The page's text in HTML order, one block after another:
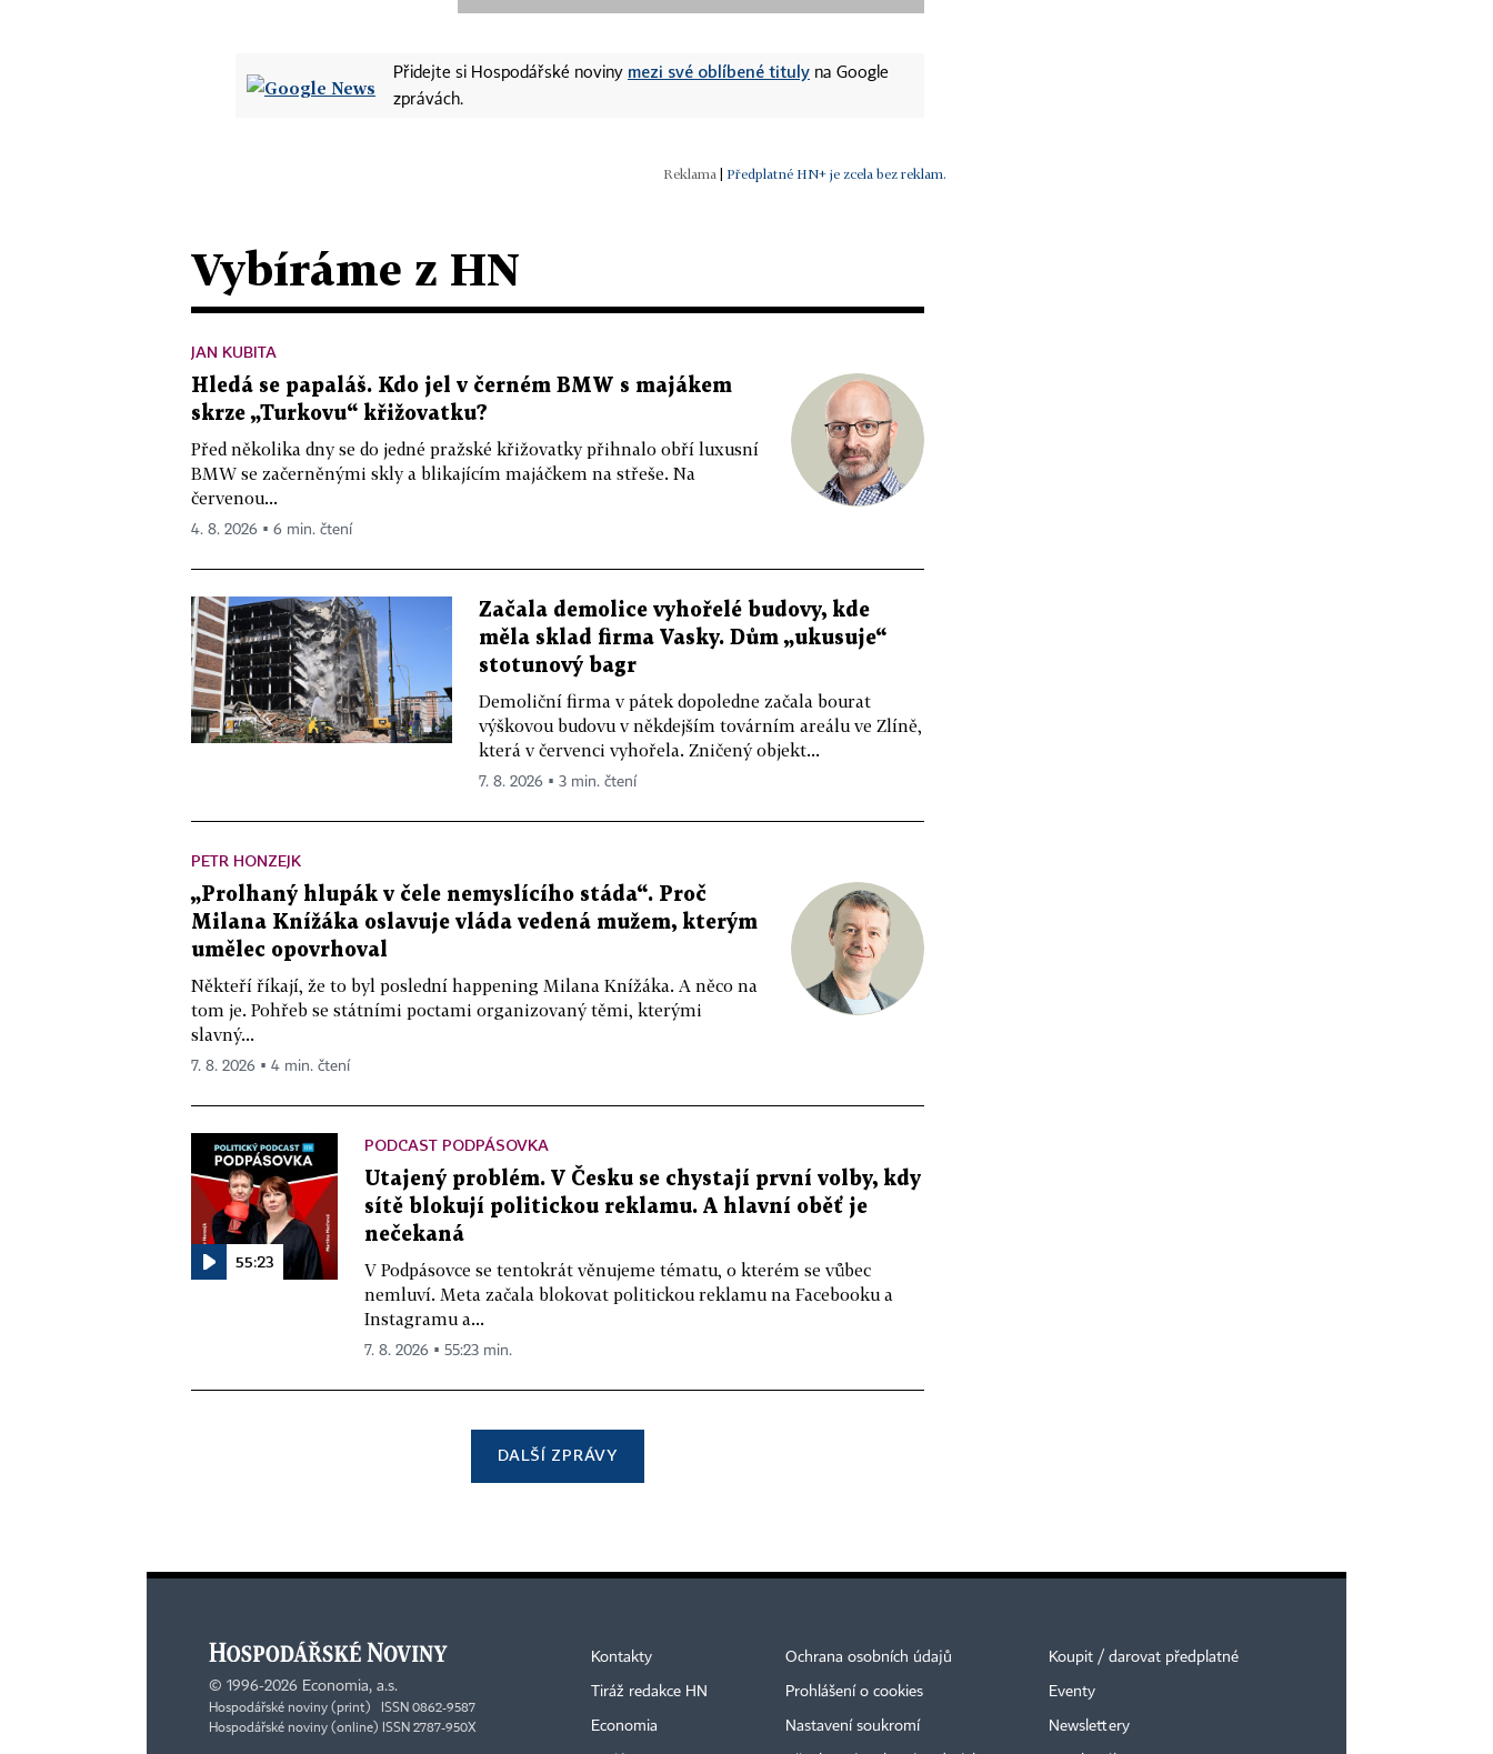
Přidejte si Hospodářské noviny mezi své oblíbené tituly na Google
zprávách.
Předplatné HN+ je zcela bez reklam.
Vybíráme z HN
JAN KUBITA
Hledá se papaláš. Kdo jel v černém BMW s majákem
skrze „Turkovu“ křižovatku?
Před několika dny se do jedné pražské křižovatky přihnalo obří luxusní
BMW se začerněnými skly a blikajícím majáčkem na střeše. Na
červenou...
4. 8. 2026 ▪ 6 min. čtení
Začala demolice vyhořelé budovy, kde
měla sklad firma Vasky. Dům „ukusuje“
stotunový bagr
Demoliční firma v pátek dopoledne začala bourat
výškovou budovu v někdejším továrním areálu ve Zlíně,
která v červenci vyhořela. Zničený objekt...
7. 8. 2026 ▪ 3 min. čtení
PETR HONZEJK
„Prolhaný hlupák v čele nemyslícího stáda“. Proč
Milana Knížáka oslavuje vláda vedená mužem, kterým
umělec opovrhoval
Někteří říkají, že to byl poslední happening Milana Knížáka. A něco na
tom je. Pohřeb se státními poctami organizovaný těmi, kterými
slavný...
7. 8. 2026 ▪ 4 min. čtení
55:23
PODCAST PODPÁSOVKA
Utajený problém. V Česku se chystají první volby, kdy
sítě blokují politickou reklamu. A hlavní oběť je
nečekaná
V Podpásovce se tentokrát věnujeme tématu, o kterém se vůbec
nemluví. Meta začala blokovat politickou reklamu na Facebooku a
Instagramu a...
7. 8. 2026 ▪ 55:23 min.
DALŠÍ ZPRÁVY
© 1996-2026 Economia, a.s.
Hospodářské noviny (print) ISSN 0862-9587
Hospodářské noviny (online) ISSN 2787-950X
Kontakty
Tiráž redakce HN
Economia
Ochrana osobních údajů
Prohlášení o cookies
Nastavení soukromí
Koupit / darovat předplatné
Eventy
Newslettery